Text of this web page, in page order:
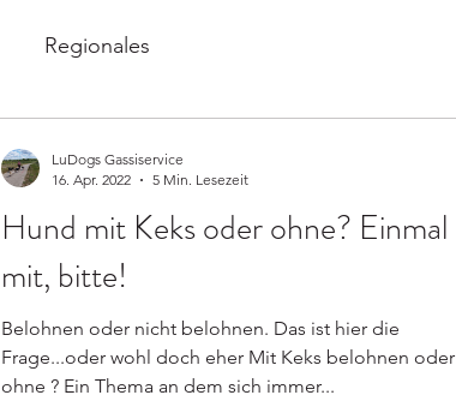
Regionales
Hund mit Keks oder ohne? Einmal
mit, bitte!
Belohnen oder nicht belohnen. Das ist hier die
Frage...oder wohl doch eher Mit Keks belohnen oder
ohne ? Ein Thema an dem sich immer...
LuDogs Gassiservice
16. Apr. 2022
5 Min. Lesezeit